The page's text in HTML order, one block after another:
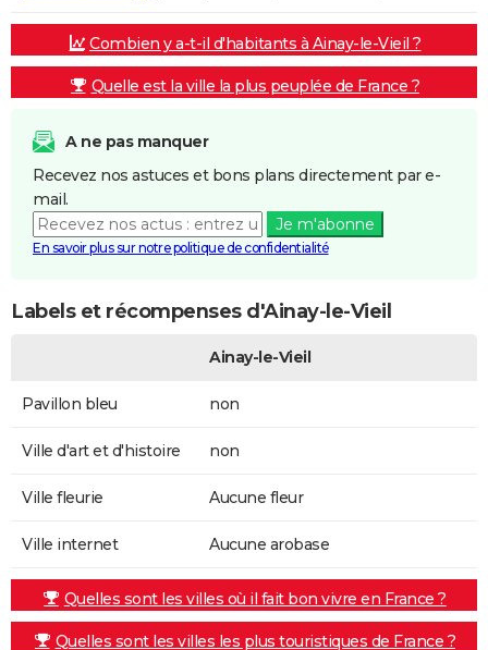
Combien y a-t-il d'habitants à Ainay-le-Vieil ?
Quelle est la ville la plus peuplée de France ?
A ne pas manquer
Recevez nos astuces et bons plans directement par e-
mail.
Je m'abonne
En savoir plus sur notre politique de confidentialité
Labels et récompenses d'Ainay-le-Vieil
Ainay-le-Vieil
Pavillon bleu non
Ville d'art et d'histoire non
Ville fleurie Aucune fleur
Ville internet Aucune arobase
Quelles sont les villes où il fait bon vivre en France ?
Quelles sont les villes les plus touristiques de France ?